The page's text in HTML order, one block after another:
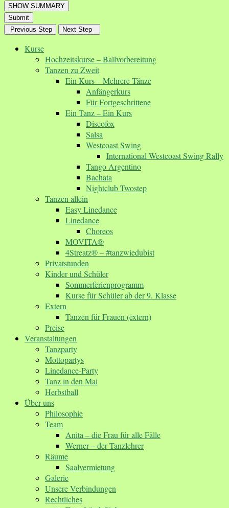
SHOW SUMMARY
Submit
Previous Step
Next Step
Kurse
Hochzeitskurse – Ballvorbereitung
Tanzen zu Zweit
Ein Kurs – Mehrere Tänze
Anfängerkurs
Für Fortgeschrittene
Ein Tanz – Ein Kurs
Discofox
Salsa
Westcoast Swing
International Westcoast Swing Rally
Tango Argentino
Bachata
Nightclub Twostep
Tanzen allein
Easy Linedance
Linedance
Choreos
MOVITA®
4Streatz® – #tanzwiedubist
Privatstunden
Kinder und Schüler
Sommerferienprogramm
Kurse für Schüler ab der 9. Klasse
Extern
Tanzen für Frauen (extern)
Preise
Veranstaltungen
Tanzparty
Mottopartys
Linedance-Party
Tanz in den Mai
Herbstball
Über uns
Philosophie
Team
Anita – die Frau für alle Fälle
Werner – der Tanzlehrer
Räume
Saalvermietung
Galerie
Unsere Verbindungen
Rechtliches